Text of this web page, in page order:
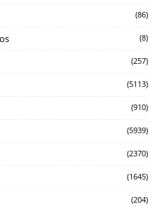
(86)
(8)
(257)
(5113)
(910)
(5939)
(2370)
(1645)
(204)